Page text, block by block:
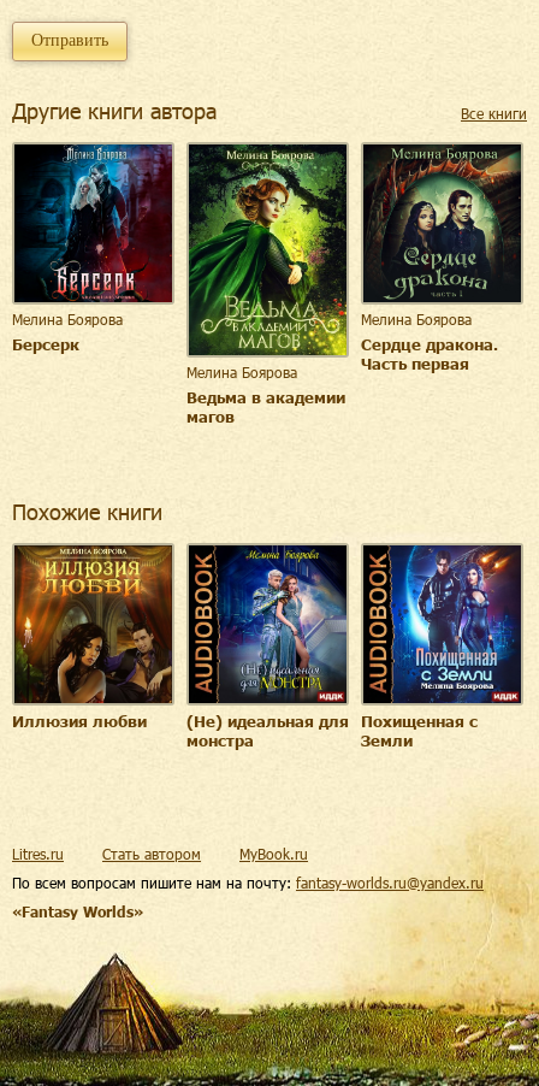
Другие книги автора Все книги
Мелина Боярова
Берсерк
Мелина Боярова
Ведьма в академии
магов
Мелина Боярова
Сердце дракона.
Часть первая
Похожие книги
Иллюзия любви
(Не) идеальная для
монстра
Похищенная с
Земли
По всем вопросам пишите нам на почту: fantasy-worlds.ru@yandex.ru
«Fantasy Worlds»
Litres.ru Стать автором MyBook.ru